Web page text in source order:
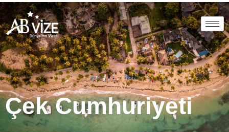
Çek Cumhuriyeti